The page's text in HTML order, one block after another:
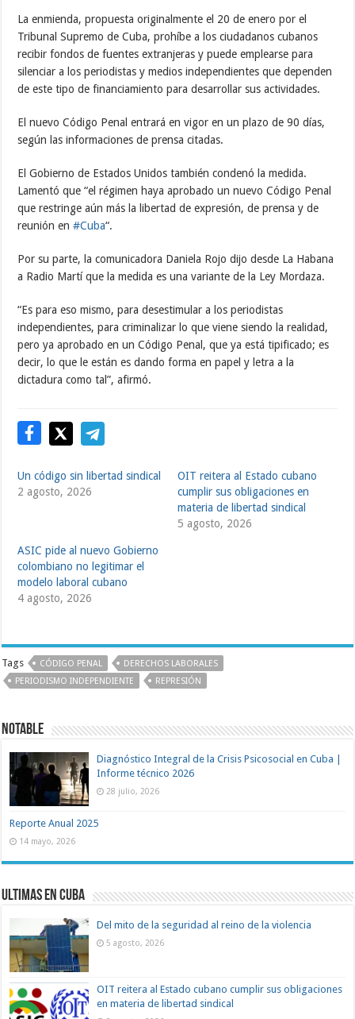
La enmienda, propuesta originalmente el 20 de enero por el
Tribunal Supremo de Cuba, prohíbe a los ciudadanos cubanos
recibir fondos de fuentes extranjeras y puede emplearse para
silenciar a los periodistas y medios independientes que dependen
de este tipo de financiamiento para desarrollar sus actividades.
El nuevo Código Penal entrará en vigor en un plazo de 90 días,
según las informaciones de prensa citadas.
El Gobierno de Estados Unidos también condenó la medida.
Lamentó que “el régimen haya aprobado un nuevo Código Penal
que restringe aún más la libertad de expresión, de prensa y de
reunión en#Cuba“.
Por su parte, la comunicadora Daniela Rojo dijo desde La Habana
a Radio Martí que la medida es una variante de la Ley Mordaza.
“Es para eso mismo, para desestimular a los periodistas
independientes, para criminalizar lo que viene siendo la realidad,
pero ya aprobado en un Código Penal, que ya está tipificado; es
decir, lo que le están es dando forma en papel y letra a la
dictadura como tal”, afirmó.
Un código sin libertad sindical
2 agosto, 2026
OIT reitera al Estado cubano
cumplir sus obligaciones en
materia de libertad sindical
5 agosto, 2026
ASIC pide al nuevo Gobierno
colombiano no legitimar el
modelo laboral cubano
4 agosto, 2026
Tags CÓDIGO PENAL
DERECHOS LABORALES
PERIODISMO INDEPENDIENTE
REPRESIÓN
Notable
Diagnóstico Integral de la Crisis Psicosocial en Cuba |
Informe técnico 2026
28 julio, 2026
Reporte Anual 2025
14 mayo, 2026
Ultimas en Cuba
Del mito de la seguridad al reino de la violencia
5 agosto, 2026
OIT reitera al Estado cubano cumplir sus obligaciones
en materia de libertad sindical